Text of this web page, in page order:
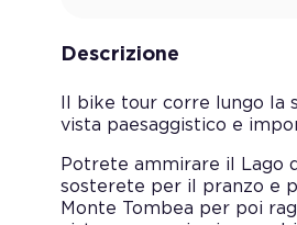
Descrizione
Il bike tour corre lungo la
vista paesaggistico e
Potrete ammirare il Lago
sosterete per il pranzo e
Monte Tombea per poi